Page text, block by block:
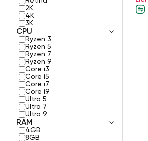
2K
4K
3K
CPU
Ryzen 3
Ryzen 5
Ryzen 7
Ryzen 9
Core i3
Core i5
Core i7
Core i9
Ultra 5
Ultra 7
Ultra 9
RAM
4GB
8GB